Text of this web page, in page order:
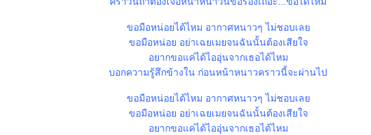
ขอมือหน่อยได้ไหม อากาศหนาวๆ ไม่ชอบเล
ขอมือหน่อย อย่าเฉยเมยจนฉันนั้นต้องเสียใจ
อยากขอแค่ได้ไออุ่นจากเธอได้ไหม
บอกความรู้สึกข้างใน ก่อนหน้าหนาวคราวนี้จะผ่านไป
ขอมือหน่อยได้ไหม อากาศหนาวๆ ไม่ชอบเล
ขอมือหน่อย อย่าเฉยเมยจนฉันนั้นต้องเสียใจ
อยากขอแค่ได้ไออุ่นจากเธอได้ไหม